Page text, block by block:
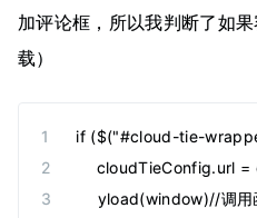
加评论框，所以我判断了如
载）
if ($("#cloud-tie-
cloudTieConfig.url
yload(window)//调用